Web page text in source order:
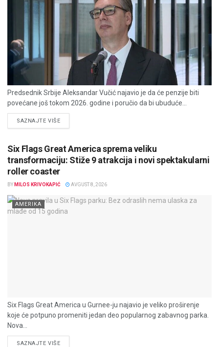
Predsednik Srbije Aleksandar Vučić najavio je da će penzije biti
povećane još tokom 2026. godine i poručio da bi ubuduće...
SAZNAJTE VIŠEDETAILS
Six Flags Great America sprema veliku
transformaciju: Stiže 9 atrakcija i novi spektakularni
roller coaster
BY MILOS KRIVOKAPIĆ AVGUST 8, 2026
AMERIKA
Six Flags Great America u Gurnee-ju najavio je veliko proširenje
koje će potpuno promeniti jedan deo popularnog zabavnog parka.
Nova...
SAZNAJTE VIŠEDETAILS